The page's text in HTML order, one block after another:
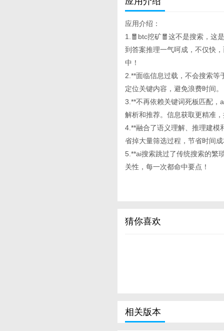
应用介绍：
1.🧧btc挖矿🧧这不是搜索，这
到答案推理一气呵成，不仅快
中！
2.**面临信息过载，不会搜索
定位关键内容，避免浪费时间。
3.**不再依赖关键词死板匹配，
解析和推荐。信息获取更精准
4.**融合了语义理解、推理建
省掉大量筛选过程，节省时间
5.**ai搜索跳过了传统搜索的繁
关性，每一次都命中要点！
猜你喜欢
相关版本